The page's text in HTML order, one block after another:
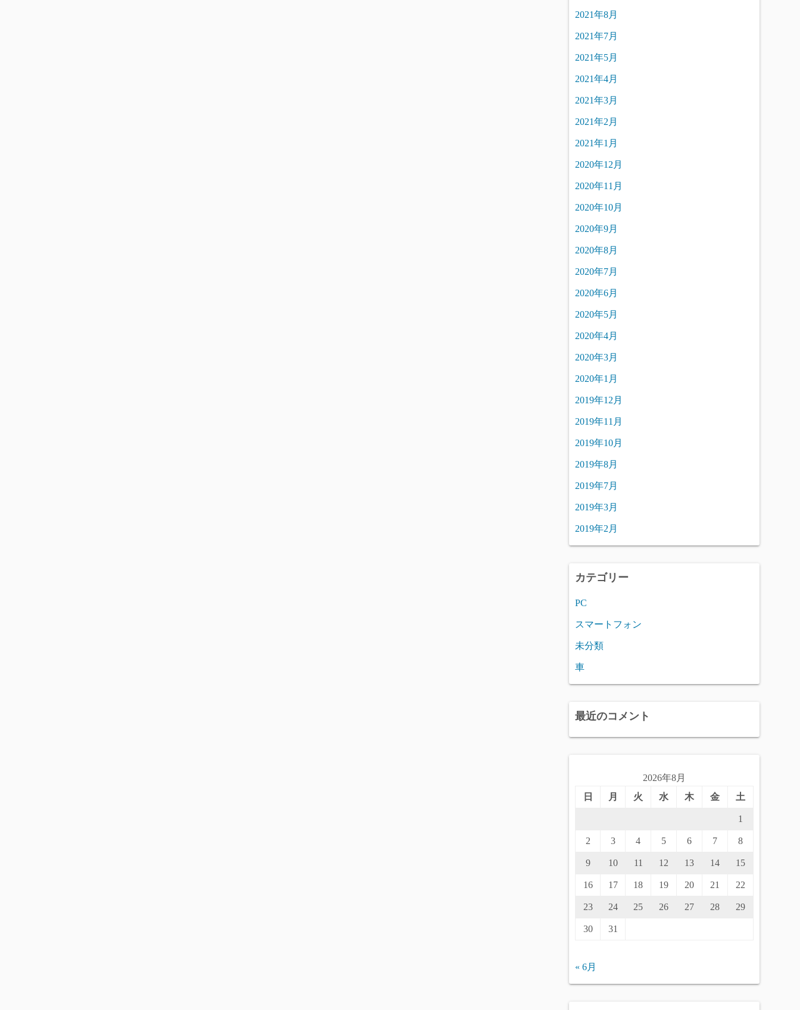
2021年8月
2021年7月
2021年5月
2021年4月
2021年3月
2021年2月
2021年1月
2020年12月
2020年11月
2020年10月
2020年9月
2020年8月
2020年7月
2020年6月
2020年5月
2020年4月
2020年3月
2020年1月
2019年12月
2019年11月
2019年10月
2019年8月
2019年7月
2019年3月
2019年2月
カテゴリー
PC
スマートフォン
未分類
車
最近のコメント
2026年8月
日
月 火 水 木 金 土
1
2 3 4 5 6 7 8
9 10 11 12 13 14 15
16 17 18 19 20 21 22
23 24 25 26 27 28 29
30 31
« 6月